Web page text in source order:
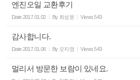
엔진오일 교환후기
Date2017.01.02 By 최성윤 Views 543
감사합니다.
Date2017.01.06 By 오지영 Views 543
멀리서 방문한 보람이 있네요.